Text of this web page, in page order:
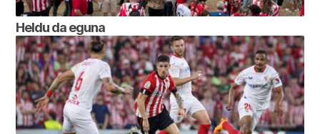
Heldu da eguna